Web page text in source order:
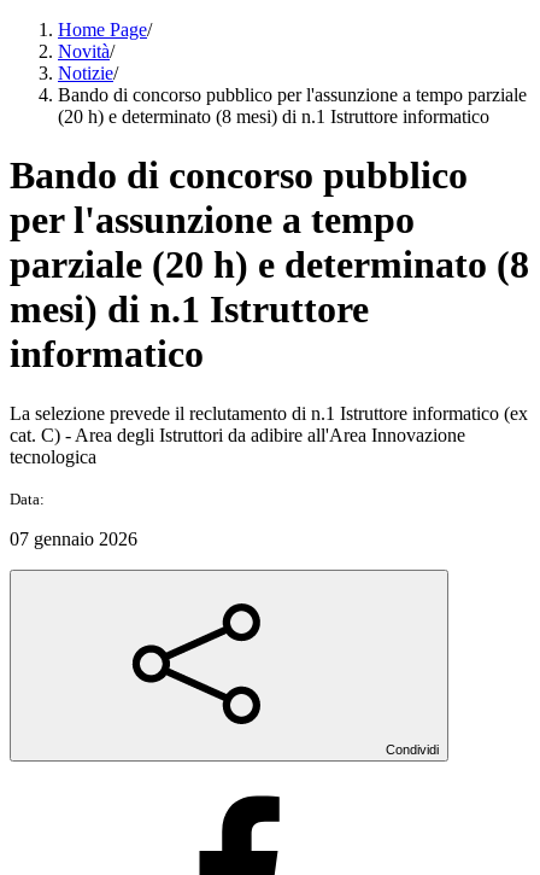
Home Page/
Novità/
Notizie/
Bando di concorso pubblico per l'assunzione a tempo parziale
(20 h) e determinato (8 mesi) di n.1 Istruttore informatico
Bando di concorso pubblico
per l'assunzione a tempo
parziale (20 h) e determinato (8
mesi) di n.1 Istruttore
informatico
La selezione prevede il reclutamento di n.1 Istruttore informatico (ex
cat. C) - Area degli Istruttori da adibire all'Area Innovazione
tecnologica
Data:
07 gennaio 2026
Condividi